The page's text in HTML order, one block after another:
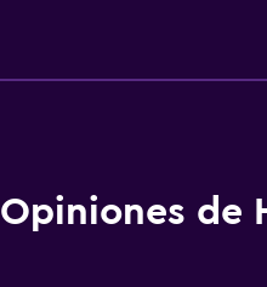
Opiniones de